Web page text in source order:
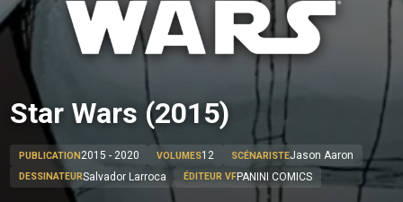
Star Wars (2015)
PUBLICATION2015 - 2020 VOLUMES12 SCÉNARISTEJason Aaron
DESSINATEURSalvador Larroca ÉDITEUR VFPANINI COMICS